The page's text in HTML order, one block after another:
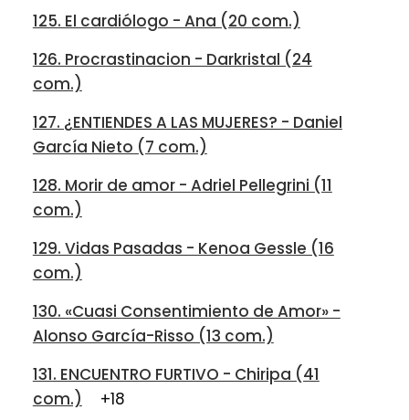
125. El cardiólogo - Ana (20 com.)
126. Procrastinacion - Darkristal (24
com.)
127. ¿ENTIENDES A LAS MUJERES? - Daniel
García Nieto (7 com.)
128. Morir de amor - Adriel Pellegrini (11
com.)
129. Vidas Pasadas - Kenoa Gessle (16
com.)
130. «Cuasi Consentimiento de Amor» -
Alonso García-Risso (13 com.)
131. ENCUENTRO FURTIVO - Chiripa (41
com.)
+18